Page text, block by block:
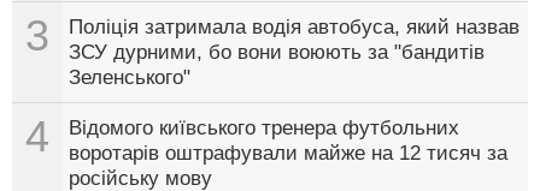
3
Поліція затримала водія автобуса, який назвав
ЗСУ дурними, бо вони воюють за "бандитів
Зеленського"
4
Відомого київського тренера футбольних
воротарів оштрафували майже на 12 тисяч за
російську мову